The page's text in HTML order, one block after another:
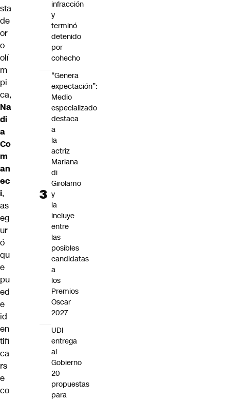
sta
de
or
o
olí
m
pi
ca,
Na
di
a
Co
m
an
ec
i,
as
eg
ur
ó
qu
e
pu
ed
e
id
en
tifi
ca
rs
e
co
infracción
y
terminó
detenido
por
cohecho
“Genera
expectación”:
Medio
especializado
destaca
a
la
actriz
Mariana
di
Girolamo
y
la
incluye
entre
las
posibles
candidatas
a
los
Premios
Oscar
2027
UDI
entrega
al
Gobierno
20
propuestas
para